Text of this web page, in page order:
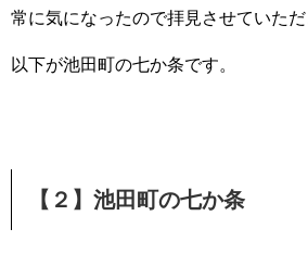
常に気になったので拝見させていただ
以下が池田町の七か条です。
【２】池田町の七か条